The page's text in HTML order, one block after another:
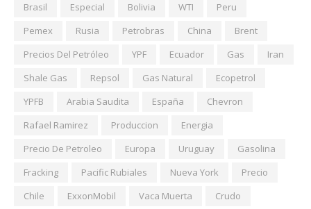
Brasil
Especial Bolivia WTI
Peru
Pemex
Rusia Petrobras China
Brent
Precios Del Petróleo
YPF Ecuador Gas
Iran
Shale Gas
Repsol Gas Natural
Ecopetrol
YPFB
Arabia Saudita España
Chevron
Rafael Ramirez
Produccion
Energia
Precio De Petroleo
Europa Uruguay
Gasolina
Fracking
Pacific Rubiales Nueva York
Precio
Chile
ExxonMobil Vaca Muerta
Crudo